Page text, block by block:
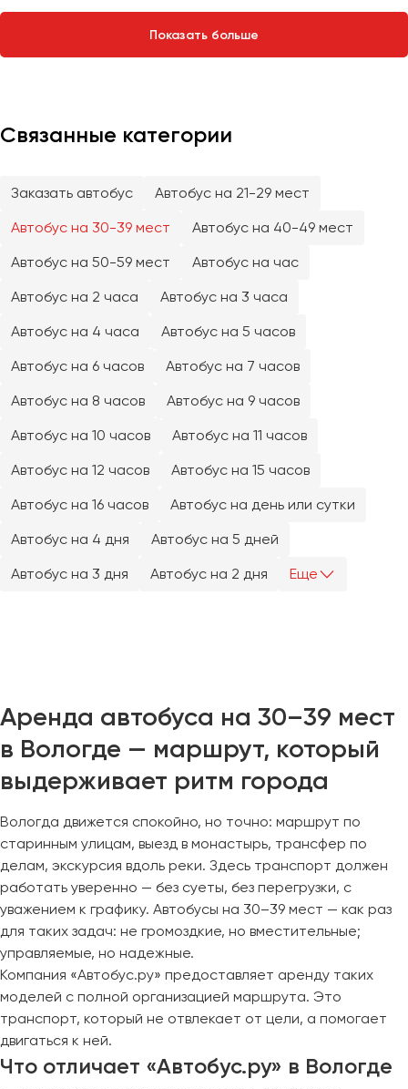
Показать больше
Связанные категории
Заказать автобус
Автобус на 21-29 мест
Автобус на 30-39 мест
Автобус на 40-49 мест
Автобус на 50-59 мест
Автобус на час
Автобус на 2 часа
Автобус на 3 часа
Автобус на 4 часа
Автобус на 5 часов
Автобус на 6 часов
Автобус на 7 часов
Автобус на 8 часов
Автобус на 9 часов
Автобус на 10 часов
Автобус на 11 часов
Автобус на 12 часов
Автобус на 15 часов
Автобус на 16 часов
Автобус на день или сутки
Автобус на 4 дня
Автобус на 5 дней
Автобус на 3 дня
Автобус на 2 дня Еще
Аренда автобуса на 30–39 мест
в Вологде — маршрут, который
выдерживает ритм города
Вологда движется спокойно, но точно: маршрут по
старинным улицам, выезд в монастырь, трансфер по
делам, экскурсия вдоль реки. Здесь транспорт должен
работать уверенно — без суеты, без перегрузки, с
уважением к графику. Автобусы на 30–39 мест — как раз
для таких задач: не громоздкие, но вместительные;
управляемые, но надежные.
Компания «Автобус.ру» предоставляет аренду таких
моделей с полной организацией маршрута. Это
транспорт, который не отвлекает от цели, а помогает
двигаться к ней.
Что отличает «Автобус.ру» в Вологде
Тула
Улан-Удэ
Ульяновск
Феодосия
Чебоксары
Череповец
Чита
Ялта
Ярославль